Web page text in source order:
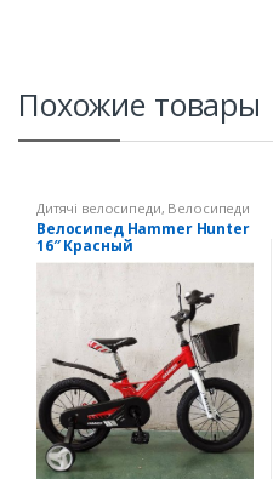
Похожие товары
Дитячі велосипеди, Велосипеди
16" зріст 100-116 см
Велосипед Hammer Hunter
16″ Красный